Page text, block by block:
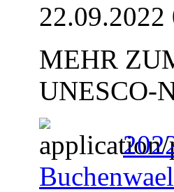
22.09.2022
MEHR
UNESCO-